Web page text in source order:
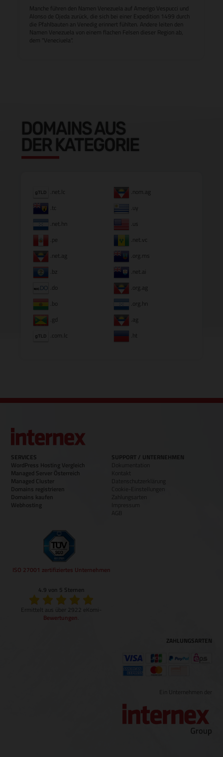
Manche führen den Namen Venezuela auf Amerigo Vespucci und
Alonso de Ojeda zurück, die sich bei einer Expedition 1499 durch
die Pfahlbauten an Venedig erinnert fühlten. Andere leiten den
Namen Venezuela von einem flachen Felsen dieser Region ab,
dem "Veneciuela".
DOMAINS AUS
DER KATEGORIE
.net.lc
.nom.ag
.tc
.uy
.net.hn
.us
.pe
.net.vc
.net.ag
.org.ms
.bz
.net.ai
.do
.org.ag
.bo
.org.hn
.gd
.ag
.com.lc
.ht
SERVICES
WordPress Hosting Vergleich
Managed Server Österreich
Managed Cluster
Domains registrieren
Domains kaufen
Webhosting
SUPPORT / UNTERNEHMEN
Dokumentation
Kontakt
Datenschutzerklärung
Cookie-Einstellungen
Zahlungsarten
Impressum
AGB
ISO 27001 zertifiziertes Unternehmen
4.9 von 5 Sternen
Ermittelt aus über 2922 eKomi-
Bewertungen
ZAHLUNGSARTEN
Ein Unternehmen der